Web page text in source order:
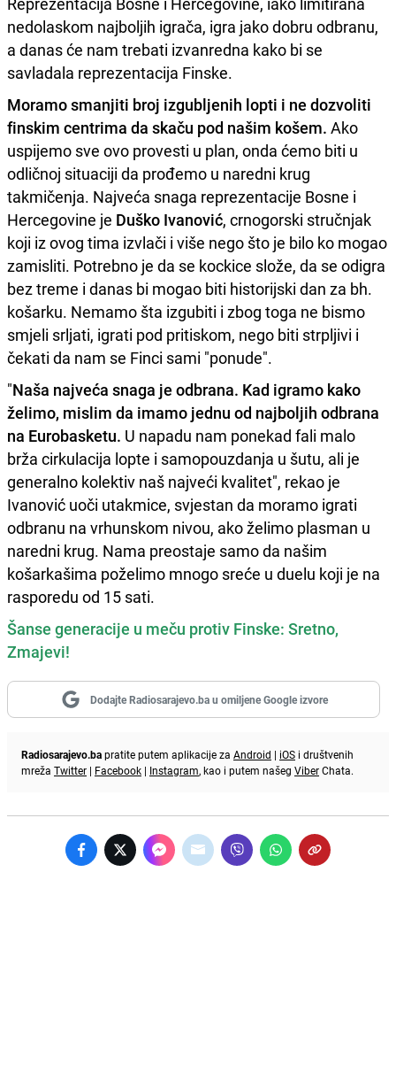
nedolaskom najboljih igrača, igra jako dobru odbranu,
a danas će nam trebati izvanredna kako bi se
savladala reprezentacija Finske.
Moramo smanjiti broj izgubljenih lopti i ne dozvoliti
finskim centrima da skaču pod našim košem. Ako
uspijemo sve ovo provesti u plan, onda ćemo biti u
odličnoj situaciji da prođemo u naredni krug
takmičenja. Najveća snaga reprezentacije Bosne i
Hercegovine je Duško Ivanović, crnogorski stručnjak
koji iz ovog tima izvlači i više nego što je bilo ko mogao
zamisliti. Potrebno je da se kockice slože, da se odigra
bez treme i danas bi mogao biti historijski dan za bh.
košarku. Nemamo šta izgubiti i zbog toga ne bismo
smjeli srljati, igrati pod pritiskom, nego biti strpljivi i
čekati da nam se Finci sami "ponude".
"Naša najveća snaga je odbrana. Kad igramo kako
želimo, mislim da imamo jednu od najboljih odbrana
na Eurobasketu. U napadu nam ponekad fali malo
brža cirkulacija lopte i samopouzdanja u šutu, ali je
generalno kolektiv naš najveći kvalitet", rekao je
Ivanović uoči utakmice, svjestan da moramo igrati
odbranu na vrhunskom nivou, ako želimo plasman u
naredni krug. Nama preostaje samo da našim
košarkašima poželimo mnogo sreće u duelu koji je na
rasporedu od 15 sati.
Šanse generacije u meču protiv Finske: Sretno,
Zmajevi!
Dodajte Radiosarajevo.ba u omiljene Google izvore
Radiosarajevo.bapratite putem aplikacije za Android | iOS i društvenih
mreža Twitter | Facebook | Instagram, kao i putem našeg ViberChata.